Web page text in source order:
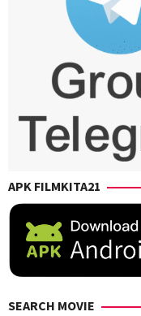
APK FILMKITA21
SEARCH MOVIE